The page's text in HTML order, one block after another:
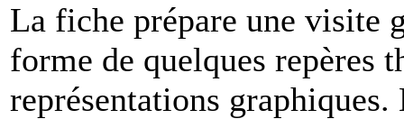
La fiche prépare une visite
forme de quelques repères
représentations